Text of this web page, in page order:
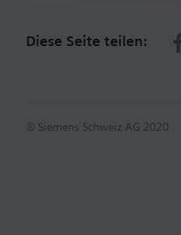
Diese Seite teilen:
© Siemens Schweiz AG 2020